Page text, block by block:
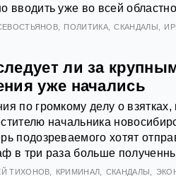
вводить уже во всей
ПОЛИТИКА СКАНДАЛЫ
ли за
уже начались
по громкому делу о
начальника
подозреваемого хотят
в три раза больше
ТИХОНОВ КРИМИНАЛ СКАНДАЛЫ